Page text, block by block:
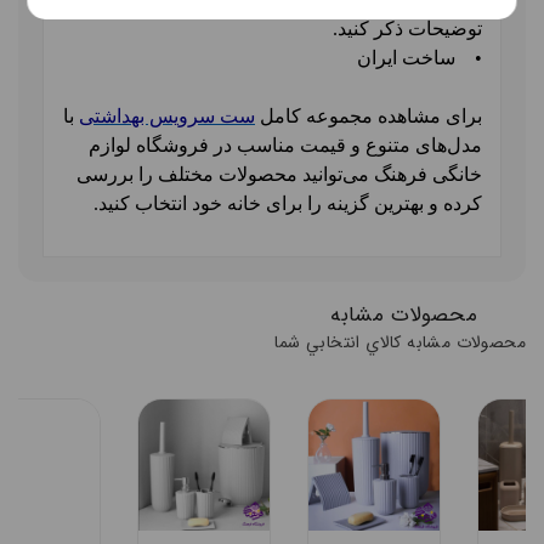
توضیحات ذکر کنید.
• ساخت ایران
برای مشاهده مجموعه کامل ست سرویس بهداشتی با
مدل‌های متنوع و قیمت مناسب در فروشگاه لوازم
خانگی فرهنگ می‌توانید محصولات مختلف را بررسی
کرده و بهترین گزینه را برای خانه خود انتخاب کنید.
محصولات مشابه
محصولات مشابه کالاي انتخابي شما